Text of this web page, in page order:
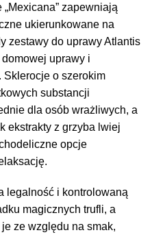
zapewniają
ukierunkowane na
zestawy do uprawy Atlantis
domowej uprawy i
o szerokim
substancji
dla osób wrażliwych, a
ekstrakty z grzyba lwiej
opcje
legalność i kontrolowaną
magicznych trufli, a
ze względu na smak,